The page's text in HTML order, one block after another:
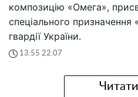
композицію «Омега»,
спеціального призначення
гвардії України.
13:55 22.07